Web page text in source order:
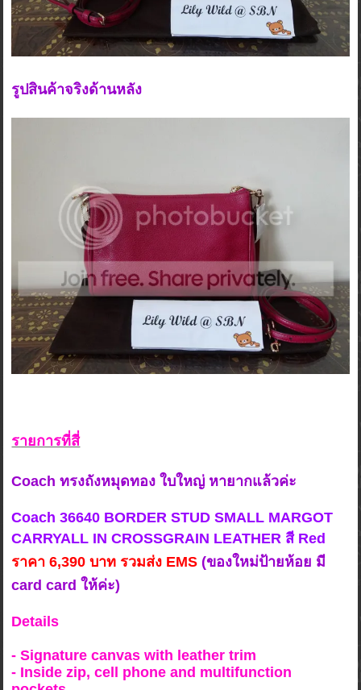
รูปสินค้าจริงด้านหลัง
รายการที่สี่
Coach ทรงถังหมุดทอง ใบใหญ่ หายากแล้วค่ะ
Coach 36640 BORDER STUD SMALL MARGOT
CARRYALL IN CROSSGRAIN LEATHER สี Red
ราคา 6,390 บาท รวมส่ง EMS(ของใหม่ป้ายห้อย มี
card card ให้ค่ะ)
Details
- Signature canvas with leather trim
- Inside zip, cell phone and multifunction